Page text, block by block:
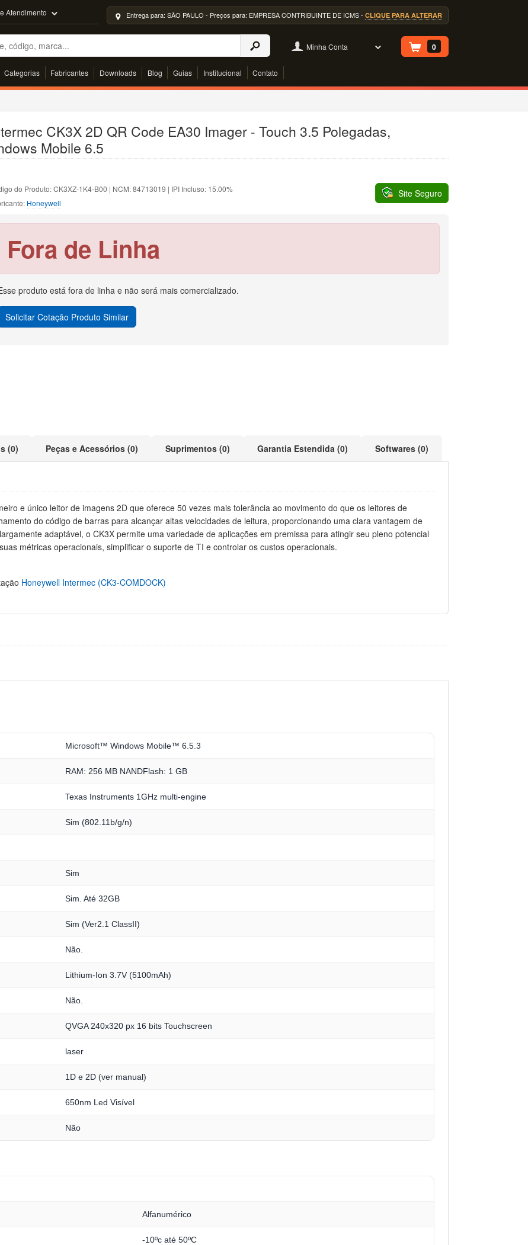
Atendimento Entrega para: SÃO PAULO - Preços para: EMPRESA CONTRIBUINTE DE ICMS - CLIQUE PARA ALTERAR
Minha Conta 0
Categorias Fabricantes Downloads Blog Guias Institucional Contato
CK3X 2D QR Code EA30 Imager - Touch 3.5 Polegadas,
Mobile 6.5
Site Seguro
do Produto: CK3XZ-1K4-B00 | NCM: 84713019 | IPI Incluso: 15.00%
Honeywell
Fora de Linha
produto está fora de linha e não será mais comercializado.
Solicitar Cotação Produto Similar
(0) Peças e Acessórios (0) Suprimentos (0) Garantia Estendida (0) Softwares (0)
e único leitor de imagens 2D que oferece 50 vezes mais tolerância ao movimento do que os leitores de
do código de barras para alcançar altas velocidades de leitura, proporcionando uma clara vantagem de
adaptável, o CK3X permite uma variedade de aplicações em premissa para atingir seu pleno potencial
métricas operacionais, simplificar o suporte de TI e controlar os custos operacionais.
Honeywell Intermec (CK3-COMDOCK)
Microsoft™ Windows Mobile™ 6.5.3
RAM: 256 MB NANDFlash: 1 GB
Texas Instruments 1GHz multi-engine
Sim (802.11b/g/n)
Sim
Sim. Até 32GB
Sim (Ver2.1 ClassII)
Não.
Lithium-Ion 3.7V (5100mAh)
Não.
QVGA 240x320 px 16 bits Touchscreen
laser
1D e 2D (ver manual)
650nm Led Visível
Não
Alfanumérico
-10ºc até 50ºC